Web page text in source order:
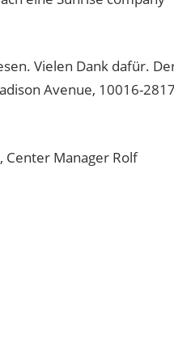
Vielen Dank dafür.
Avenue, 10016-
Center Manager Rolf